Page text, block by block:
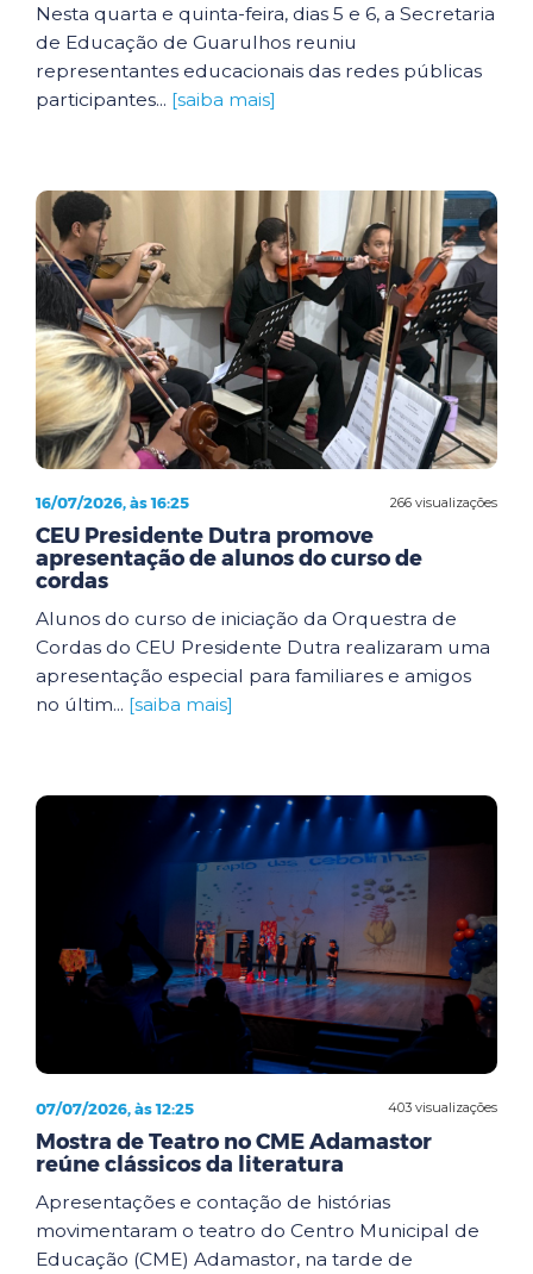
Nesta quarta e quinta-feira, dias 5 e 6, a Secretaria
de Educação de Guarulhos reuniu
representantes educacionais das redes públicas
participantes... [saiba mais]
266 visualizações
16/07/2026, às 16:25
CEU Presidente Dutra promove
apresentação de alunos do curso de
cordas
Alunos do curso de iniciação da Orquestra de
Cordas do CEU Presidente Dutra realizaram uma
apresentação especial para familiares e amigos
no últim... [saiba mais]
403 visualizações
07/07/2026, às 12:25
Mostra de Teatro no CME Adamastor
reúne clássicos da literatura
Apresentações e contação de histórias
movimentaram o teatro do Centro Municipal de
Educação (CME) Adamastor, na tarde de